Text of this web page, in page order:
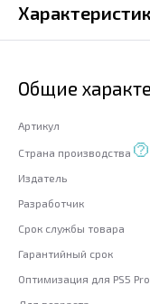
Общие
Артикул
Страна производства
Издатель
Разработчик
Срок службы товара
Гарантийный срок
Оптимизация для PS5 Pro